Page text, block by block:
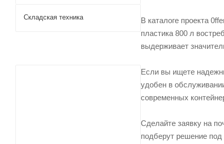
В каталоге проекта
пластика 800 л
выдерживает
Если вы ищете
удобен в
современных
Сделайте заявку на
подберут решение под
Складская техника